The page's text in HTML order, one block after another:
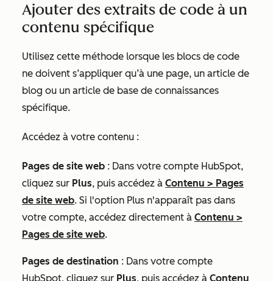
Ajouter des extraits de code à un
contenu spécifique
Utilisez cette méthode lorsque les blocs de code
ne doivent s’appliquer qu’à une page, un article de
blog ou un article de base de connaissances
spécifique.
Accédez à votre contenu :
Pages de site web : Dans votre compte HubSpot,
cliquez sur Plus, puis accédez à Contenu > Pages
de site web. Si l'option Plus n'apparaît pas dans
votre compte, accédez directement à Contenu >
Pages de site web.
Pages de destination : Dans votre compte
HubSpot, cliquez sur Plus, puis accédez à Contenu